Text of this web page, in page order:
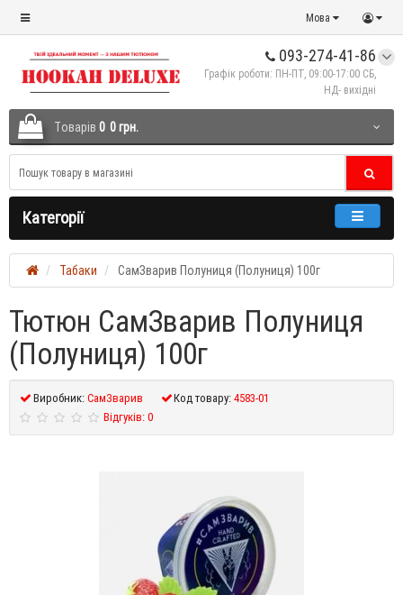
Мова
093-274-41-86
Графік роботи: ПН-ПТ, 09:00-17:00 СБ,
НД- вихідні
Tоварів 0 0 грн.
Категорії
Табаки СамЗварив Полуниця (Полуниця) 100г
Тютюн СамЗварив Полуниця
(Полуниця) 100г
Виробник:СамЗварив Код товару: 4583-01
Відгуків: 0